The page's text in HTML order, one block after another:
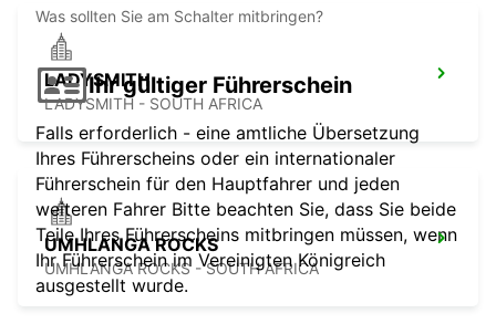
LADYSMITH
LADYSMITH - SOUTH AFRICA
UMHLANGA ROCKS
UMHLANGA ROCKS - SOUTH AFRICA
Was sollten Sie am Schalter mitbringen?
Ihr gültiger Führerschein
Falls erforderlich - eine amtliche Übersetzung
Ihres Führerscheins oder ein internationaler
Führerschein für den Hauptfahrer und jeden
weiteren Fahrer Bitte beachten Sie, dass Sie beide
Teile Ihres Führerscheins mitbringen müssen, wenn
Ihr Führerschein im Vereinigten Königreich
ausgestellt wurde.